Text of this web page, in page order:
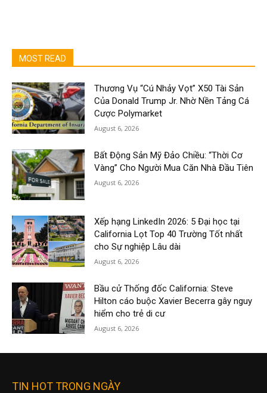
MOST READ
Thương Vụ “Cú Nhảy Vọt” X50 Tài Sản
Của Donald Trump Jr. Nhờ Nền Tảng Cá
Cược Polymarket
August 6, 2026
Bất Động Sản Mỹ Đảo Chiều: “Thời Cơ
Vàng” Cho Người Mua Căn Nhà Đầu Tiên
August 6, 2026
Xếp hạng LinkedIn 2026: 5 Đại học tại
California Lọt Top 40 Trường Tốt nhất
cho Sự nghiệp Lâu dài
August 6, 2026
Bầu cử Thống đốc California: Steve
Hilton cáo buộc Xavier Becerra gây nguy
hiểm cho trẻ di cư
August 6, 2026
TIN HOT TRONG NGÀY